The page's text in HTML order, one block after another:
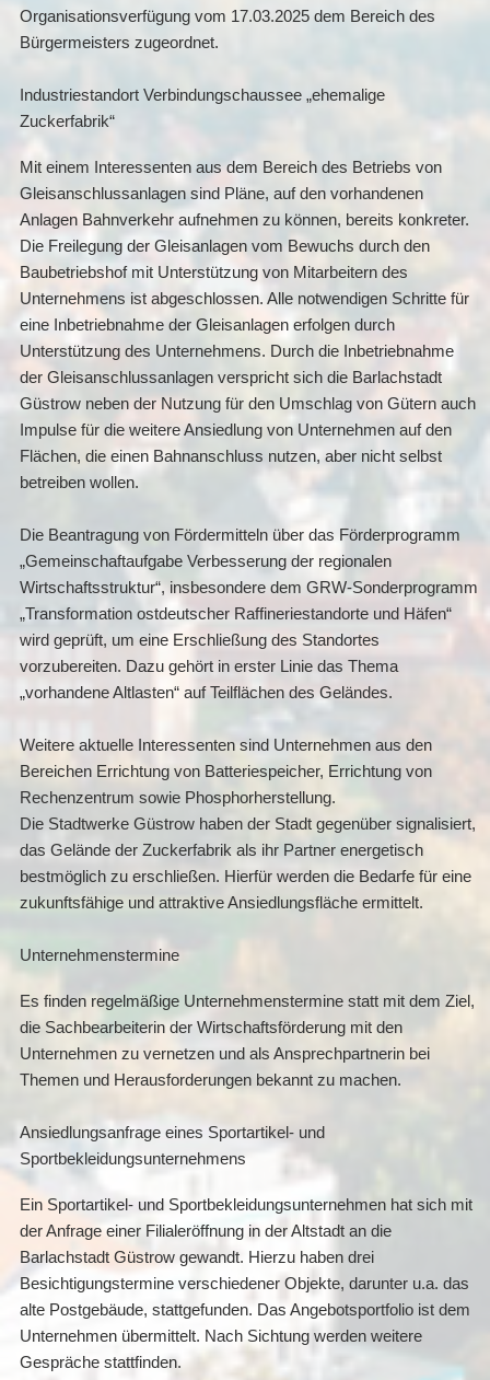
Organisationsverfügung vom 17.03.2025 dem Bereich des
Bürgermeisters zugeordnet.
Industriestandort Verbindungschaussee „ehemalige
Zuckerfabrik“
Mit einem Interessenten aus dem Bereich des Betriebs von
Gleisanschlussanlagen sind Pläne, auf den vorhandenen
Anlagen Bahnverkehr aufnehmen zu können, bereits konkreter.
Die Freilegung der Gleisanlagen vom Bewuchs durch den
Baubetriebshof mit Unterstützung von Mitarbeitern des
Unternehmens ist abgeschlossen. Alle notwendigen Schritte für
eine Inbetriebnahme der Gleisanlagen erfolgen durch
Unterstützung des Unternehmens. Durch die Inbetriebnahme
der Gleisanschlussanlagen verspricht sich die Barlachstadt
Güstrow neben der Nutzung für den Umschlag von Gütern auch
Impulse für die weitere Ansiedlung von Unternehmen auf den
Flächen, die einen Bahnanschluss nutzen, aber nicht selbst
betreiben wollen.
Die Beantragung von Fördermitteln über das Förderprogramm
„Gemeinschaftaufgabe Verbesserung der regionalen
Wirtschaftsstruktur“, insbesondere dem GRW-Sonderprogramm
„Transformation ostdeutscher Raffineriestandorte und Häfen“
wird geprüft, um eine Erschließung des Standortes
vorzubereiten. Dazu gehört in erster Linie das Thema
„vorhandene Altlasten“ auf Teilflächen des Geländes.
Weitere aktuelle Interessenten sind Unternehmen aus den
Bereichen Errichtung von Batteriespeicher, Errichtung von
Rechenzentrum sowie Phosphorherstellung.
Die Stadtwerke Güstrow haben der Stadt gegenüber signalisiert,
das Gelände der Zuckerfabrik als ihr Partner energetisch
bestmöglich zu erschließen. Hierfür werden die Bedarfe für eine
zukunftsfähige und attraktive Ansiedlungsfläche ermittelt.
Unternehmenstermine
Es finden regelmäßige Unternehmenstermine statt mit dem Ziel,
die Sachbearbeiterin der Wirtschaftsförderung mit den
Unternehmen zu vernetzen und als Ansprechpartnerin bei
Themen und Herausforderungen bekannt zu machen.
Ansiedlungsanfrage eines Sportartikel- und
Sportbekleidungsunternehmens
Ein Sportartikel- und Sportbekleidungsunternehmen hat sich mit
der Anfrage einer Filialeröffnung in der Altstadt an die
Barlachstadt Güstrow gewandt. Hierzu haben drei
Besichtigungstermine verschiedener Objekte, darunter u.a. das
alte Postgebäude, stattgefunden. Das Angebotsportfolio ist dem
Unternehmen übermittelt. Nach Sichtung werden weitere
Gespräche stattfinden.